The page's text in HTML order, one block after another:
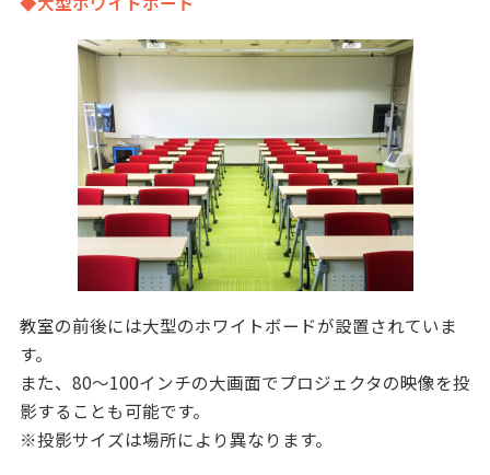
教室の前後には大型のホワイトボードが設置されていま
す。
また、80～100インチの大画面でプロジェクタの映像を投
影することも可能です。
※投影サイズは場所により異なります。